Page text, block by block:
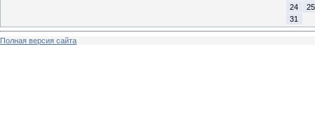
24
25
31
Полная версия сайта